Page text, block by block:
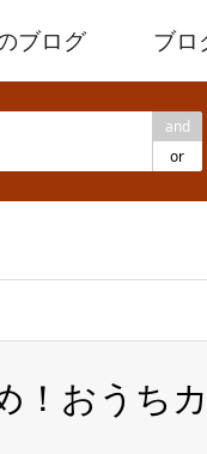
ブログ ブロ
and
or
！おうち